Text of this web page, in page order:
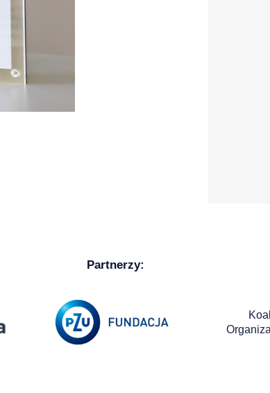
Partnerzy: